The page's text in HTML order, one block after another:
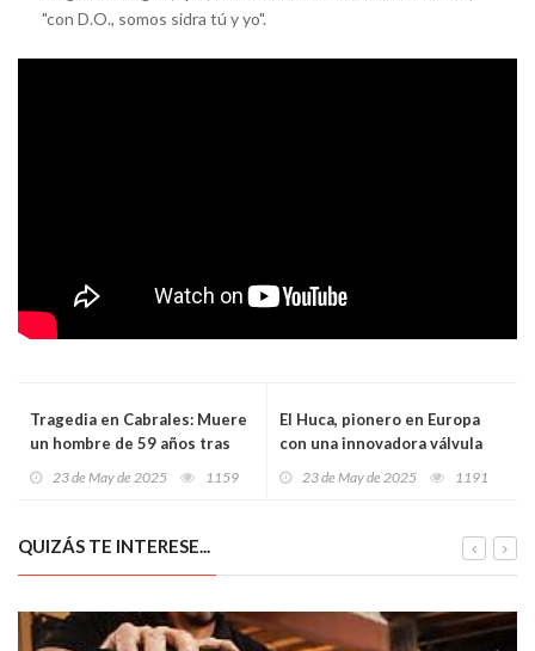
"con D.O., somos sidra tú y yo".
Tragedia en Cabrales: Muere
un hombre de 59 años tras
23 de May de 2025 1159
El Huca, pionero en Europa
con una innovadora válvula
cardiopatías congénitas
23 de May de 2025 1191
QUIZÁS TE INTERESE...